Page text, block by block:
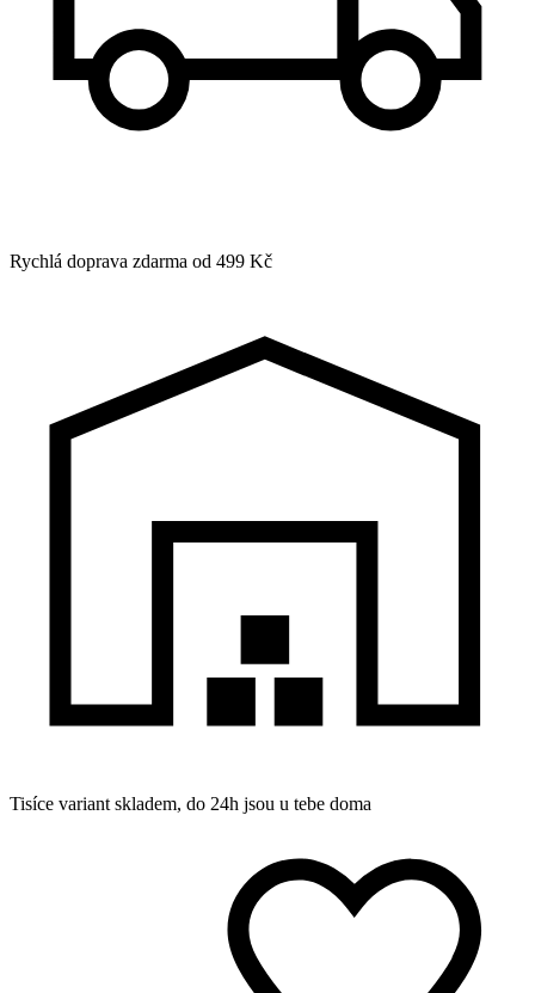
Rychlá doprava zdarma od 499 Kč
Tisíce variant skladem, do 24h jsou u tebe doma